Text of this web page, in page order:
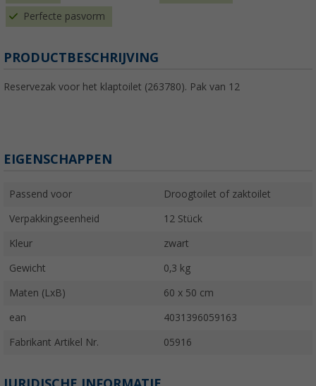
Perfecte pasvorm
PRODUCTBESCHRIJVING
Reservezak voor het klaptoilet (263780). Pak van 12
EIGENSCHAPPEN
Passend voor Droogtoilet of zaktoilet
Verpakkingseenheid 12 Stück
Kleur zwart
Gewicht 0,3 kg
Maten (LxB) 60 x 50 cm
ean 4031396059163
Fabrikant Artikel Nr. 05916